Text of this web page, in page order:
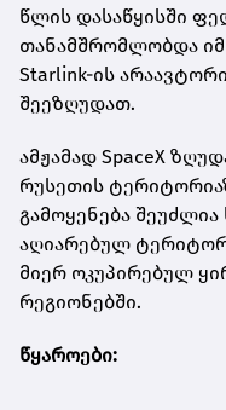
წლის დასაწყისში
თანამშრომლობდა
Starlink-ის
შეეზღუდათ.
ამჟამად SpaceX
რუსეთის
გამოყენება
აღიარებულ
მიერ ოკუპირებულ
რეგიონებში.
წყაროები: